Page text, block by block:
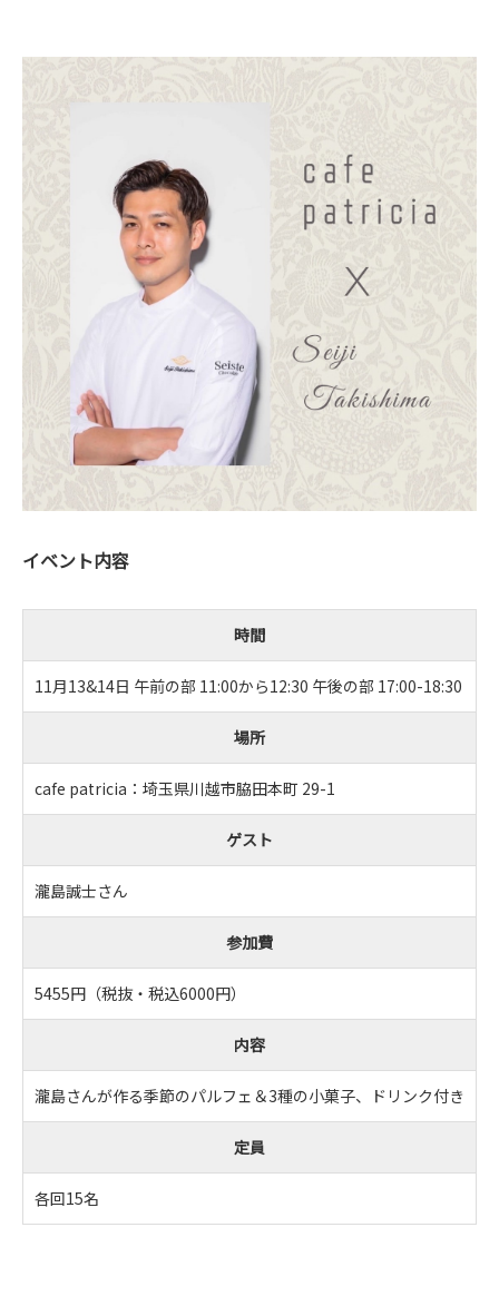
イベント内容
時間
11月13&14日 午前の部 11:00から12:30 午後の部 17:00-18:30
場所
cafe patricia：埼玉県川越市脇田本町 29-1
ゲスト
瀧島誠士さん
参加費
5455円（税抜・税込6000円）
内容
瀧島さんが作る季節のパルフェ＆3種の小菓子、ドリンク付き
定員
各回15名